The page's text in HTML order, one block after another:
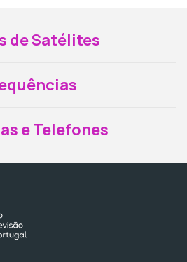
de Satélites
e Telefones